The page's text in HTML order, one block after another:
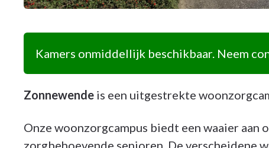
Kamers onmiddellijk beschikbaar. Neem
Zonnewende is een uitgestrekte
Onze woonzorgcampus biedt een waaier
zorgbehoevende senioren. De verscheidene